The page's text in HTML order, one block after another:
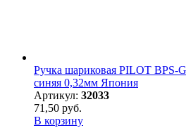
Ручка шариковая PILOT BPS-
синяя 0,32мм Япония
Артикул: 32033
71,50 руб.
В корзину